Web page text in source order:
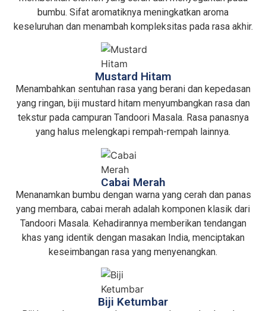
bumbu. Sifat aromatiknya meningkatkan aroma
keseluruhan dan menambah kompleksitas pada rasa akhir.
Mustard Hitam
Menambahkan sentuhan rasa yang berani dan kepedasan
yang ringan, biji mustard hitam menyumbangkan rasa dan
tekstur pada campuran Tandoori Masala. Rasa panasnya
yang halus melengkapi rempah-rempah lainnya.
Cabai Merah
Menanamkan bumbu dengan warna yang cerah dan panas
yang membara, cabai merah adalah komponen klasik dari
Tandoori Masala. Kehadirannya memberikan tendangan
khas yang identik dengan masakan India, menciptakan
keseimbangan rasa yang menyenangkan.
Biji Ketumbar